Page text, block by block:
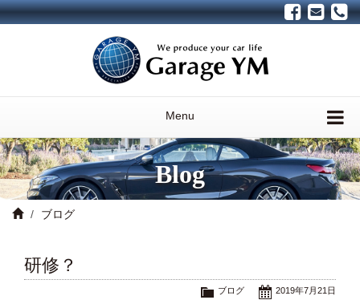
Menu
Blog
ブログ
研修？
2019年7月21日
ブログ